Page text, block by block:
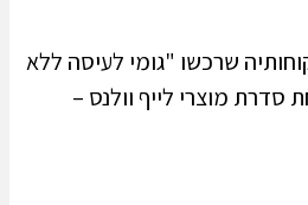
שרכשו "גומי לעיסה ללא
מוצרי לייף וולנס –